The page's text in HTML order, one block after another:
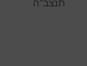
תנצב“ה